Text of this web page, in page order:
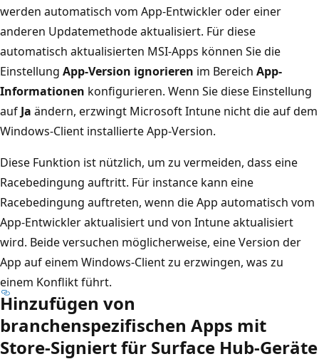
werden automatisch vom App-Entwickler oder einer
anderen Updatemethode aktualisiert. Für diese
automatisch aktualisierten MSI-Apps können Sie die
Einstellung App-Version ignorieren im Bereich App-
Informationen konfigurieren. Wenn Sie diese Einstellung
auf Ja ändern, erzwingt Microsoft Intune nicht die auf dem
Windows-Client installierte App-Version.
Diese Funktion ist nützlich, um zu vermeiden, dass eine
Racebedingung auftritt. Für instance kann eine
Racebedingung auftreten, wenn die App automatisch vom
App-Entwickler aktualisiert und von Intune aktualisiert
wird. Beide versuchen möglicherweise, eine Version der
App auf einem Windows-Client zu erzwingen, was zu
einem Konflikt führt.
Hinzufügen von
branchenspezifischen Apps mit
Store-Signiert für Surface Hub-Geräte